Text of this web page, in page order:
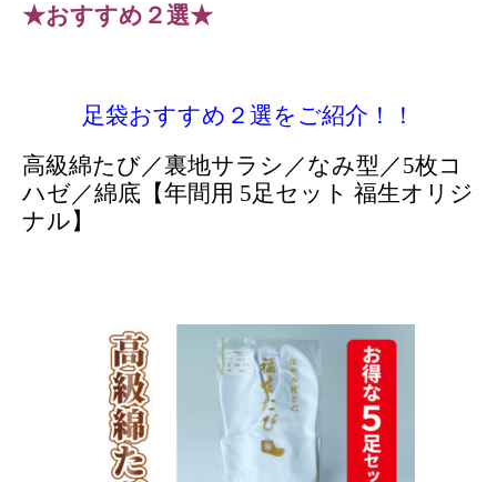
★おすすめ２選★
足袋おすすめ２選をご紹介！！
高級綿たび／裏地サラシ／なみ型／5枚コ
ハゼ／綿底【年間用 5足セット 福生オリジ
ナル】